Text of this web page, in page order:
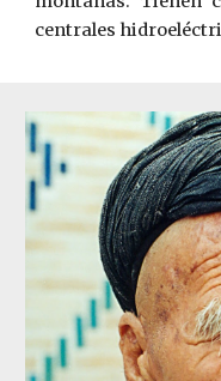
centrales